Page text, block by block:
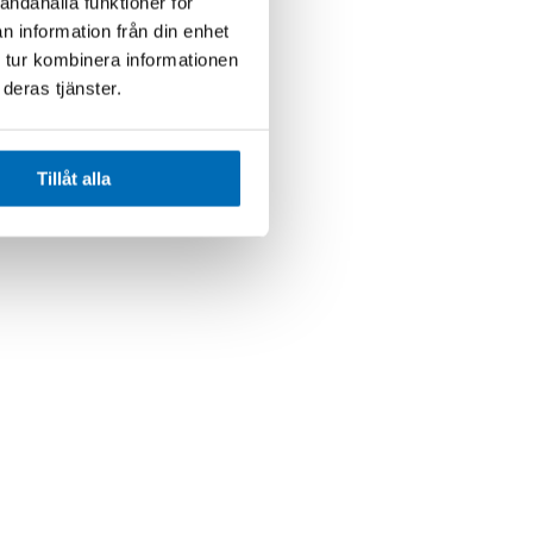
information från din enhet
kombinera informationen
tjänster.
Tillåt alla